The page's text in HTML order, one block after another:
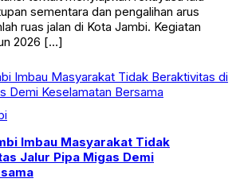
sementara dan pengalihan arus
ruas jalan di Kota Jambi. Kegiatan
2026 […]
Imbau Masyarakat Tidak
Jalur Pipa Migas Demi